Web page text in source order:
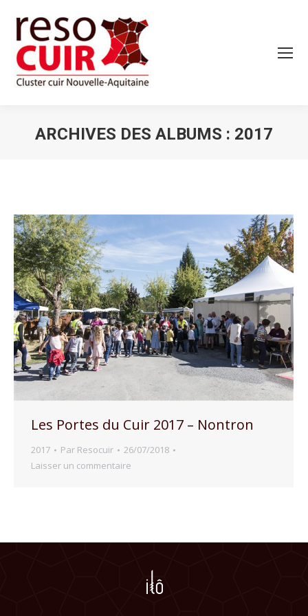
ARCHIVES DES ALBUMS : 2017
Les Portes du Cuir 2017 – Nontron
2017 Par Resocuir
26/07/2018
Laisser un commentaire